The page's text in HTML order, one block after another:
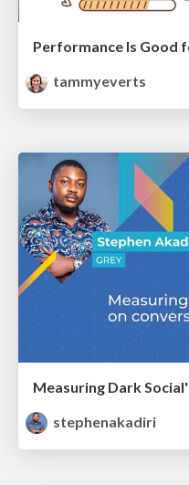
tammyeverts
stephenakadiri